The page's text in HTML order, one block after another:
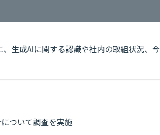
生成AIに関する認識や社内の取組状況、今
ついて調査を実施